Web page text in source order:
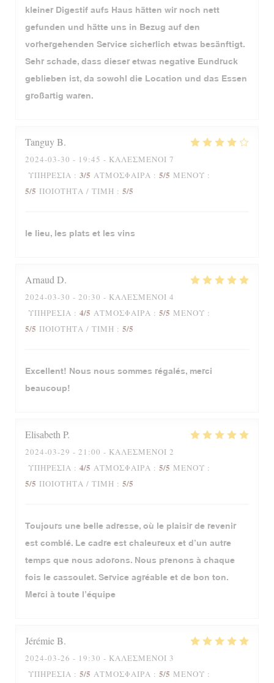
kleiner Digestif aufs Haus hätten wir noch nett
gefunden und hätte uns in Bezug auf den
vorhergehenden Service sicherlich etwas besänftigt.
Sehr schade, dass dieser etwas negative Eundruck
geblieben ist, da sowohl die Location und das Essen
großartig waren.
TanguyB
2024-03-30 - 19:45 - ΚΑΛΕΣΜΈΝΟΙ 7
ΥΠΗΡΕΣΊΑ : 3/5 ΑΤΜΌΣΦΑΙΡΑ : 5/5 ΜΕΝΟΎ :
5/5 ΠΟΙΌΤΗΤΑ / ΤΙΜΉ : 5/5
le lieu, les plats et les vins
ArnaudD
2024-03-30 - 20:30 - ΚΑΛΕΣΜΈΝΟΙ 4
ΥΠΗΡΕΣΊΑ : 4/5 ΑΤΜΌΣΦΑΙΡΑ : 5/5 ΜΕΝΟΎ :
5/5 ΠΟΙΌΤΗΤΑ / ΤΙΜΉ : 5/5
Excellent! Nous nous sommes régalés, merci
beaucoup!
ElisabethP
2024-03-29 - 21:00 - ΚΑΛΕΣΜΈΝΟΙ 2
ΥΠΗΡΕΣΊΑ : 4/5 ΑΤΜΌΣΦΑΙΡΑ : 5/5 ΜΕΝΟΎ :
5/5 ΠΟΙΌΤΗΤΑ / ΤΙΜΉ : 5/5
Toujours une belle adresse, où le plaisir de revenir
est comblé. Le cadre est chaleureux et d’un autre
temps que nous adorons. Nous prenons à chaque
fois le cassoulet. Service agréable et de bon ton.
Merci à toute l’équipe
JérémieB
2024-03-26 - 19:30 - ΚΑΛΕΣΜΈΝΟΙ 3
ΥΠΗΡΕΣΊΑ : 5/5 ΑΤΜΌΣΦΑΙΡΑ : 5/5 ΜΕΝΟΎ :